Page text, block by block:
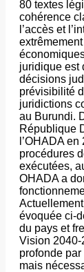
80 textes
cohérence
l’accès et
juridique est
décisions
prévisibilité
juridictions
au Burundi.
République
l’OHADA
procédures
exécutées,
OHADA a
évoquée ci-
du pays et
Vision 2040-
profonde
mais